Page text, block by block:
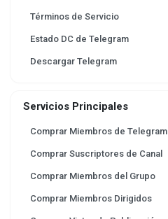
Términos de Servicio
Estado DC de Telegram
Descargar Telegram
Servicios Principales
Comprar Miembros de Telegram
Comprar Suscriptores de Canal
Comprar Miembros del Grupo
Comprar Miembros Dirigidos